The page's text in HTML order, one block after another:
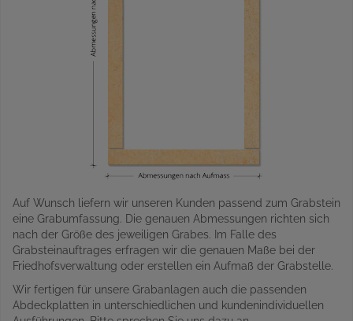
Auf Wunsch liefern wir unseren Kunden passend zum Grabstein
eine Grabumfassung. Die genauen Abmessungen richten sich
nach der Größe des jeweiligen Grabes. Im Falle des
Grabsteinauftrages erfragen wir die genauen Maße bei der
Friedhofsverwaltung oder erstellen ein Aufmaß der Grabstelle.
Wir fertigen für unsere Grabanlagen auch die passenden
Abdeckplatten in unterschiedlichen und kundenindividuellen